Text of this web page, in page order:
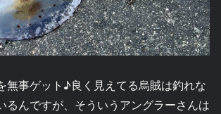
無事ゲット♪良く見えてる烏賊は釣れな
るんですが、そういうアングラーさんは